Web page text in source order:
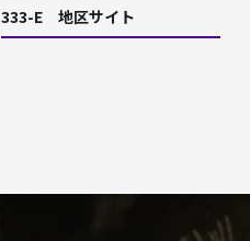
333-E 地区サイト